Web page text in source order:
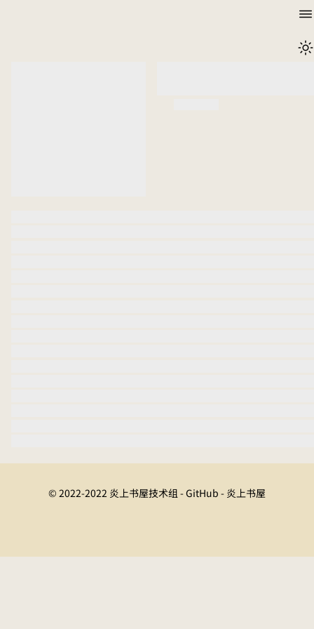
© 2022-2022 炎上书屋技术组 - GitHub - 炎上书屋